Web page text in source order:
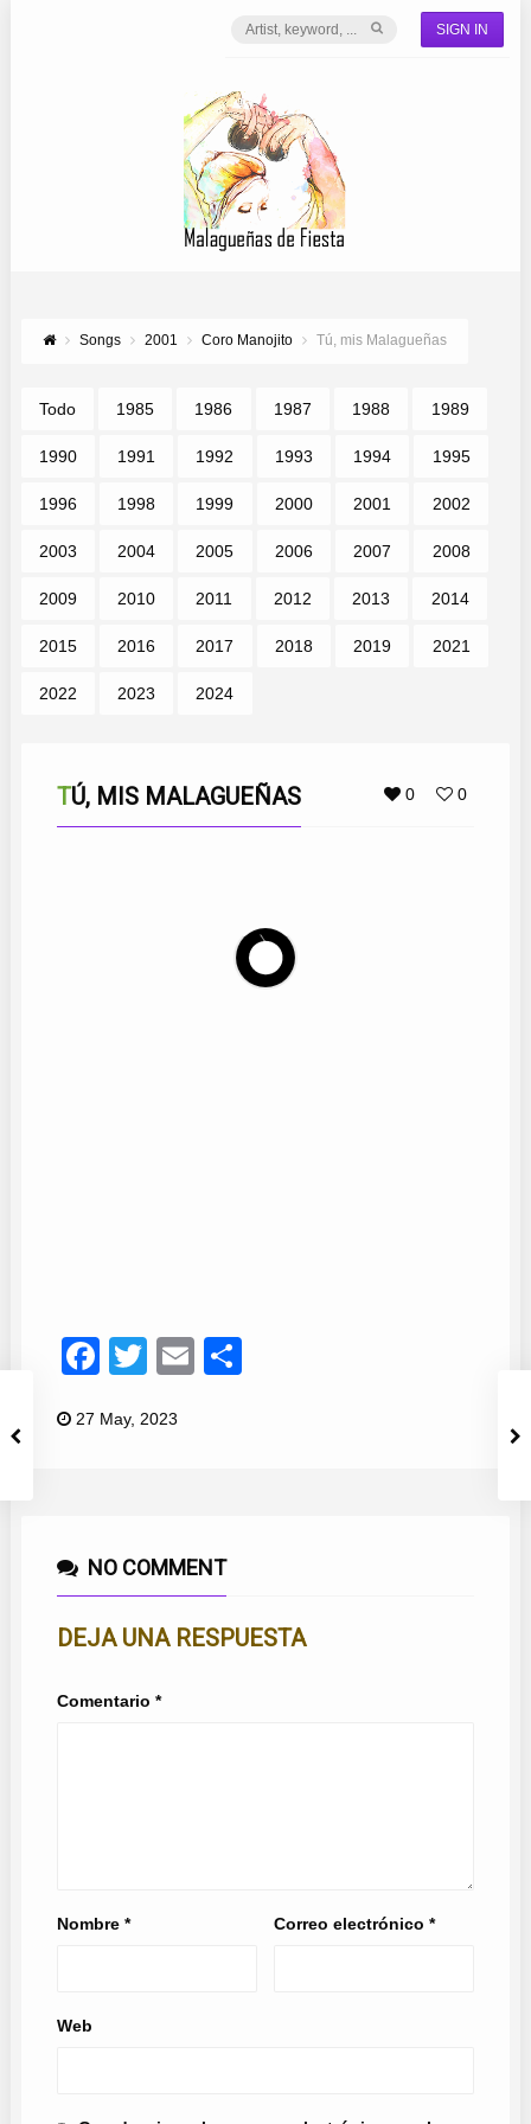
SIGN IN
Songs 2001 Coro Manojito Tú, mis Malagueñas
Todo 1985 1986 1987 1988 1989
1990 1991 1992 1993 1994 1995
1996 1998 1999 2000 2001 2002
2003 2004 2005 2006 2007 2008
2009 2010 2011 2012 2013 2014
2015 2016 2017 2018 2019 2021
2022 2023 2024
0 0
TÚ, MIS MALAGUEÑAS
Facebook
TwitterEmail
27 May, 2023
NO COMMENT
DEJA UNA RESPUESTA
Comentario *
Nombre * Correo electrónico*
Web